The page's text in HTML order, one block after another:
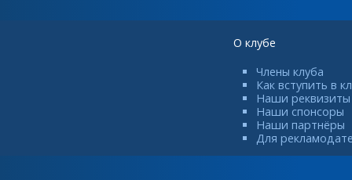
О клубе
Члены клуба
Как вступить в
Наши реквизиты
Наши спонсоры
Наши партнёры
Для